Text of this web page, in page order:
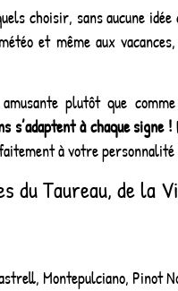
choisir, sans aucune
et même aux
plutôt que
s’adaptent à chaque signe !
à votre
du Taureau, de la
Montepulciano, Pinot